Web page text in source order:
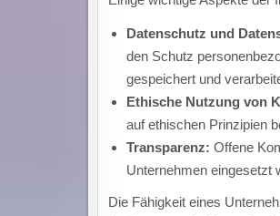
Datenschutz und
den Schutz
gespeichert und
Ethische Nutzung von
auf ethischen Prinzipien
Transparenz: Offene
Unternehmen eingesetzt
Die Fähigkeit eines